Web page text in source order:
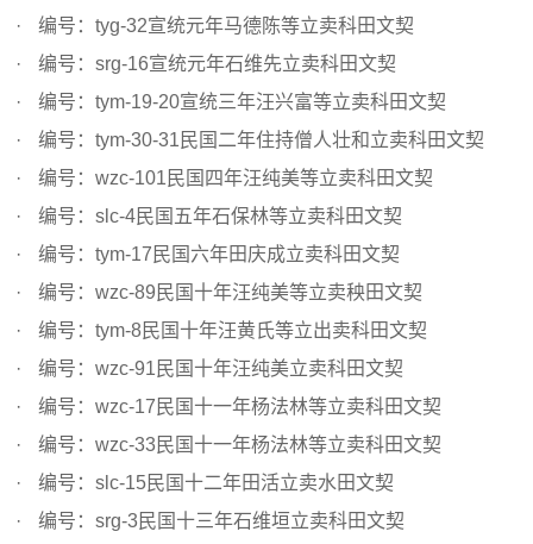
编号：tyg-32宣统元年马德陈等立卖科田文契
编号：srg-16宣统元年石维先立卖科田文契
编号：tym-19-20宣统三年汪兴富等立卖科田文契
编号：tym-30-31民国二年住持僧人壮和立卖科田文契
编号：wzc-101民国四年汪纯美等立卖科田文契
编号：slc-4民国五年石保林等立卖科田文契
编号：tym-17民国六年田庆成立卖科田文契
编号：wzc-89民国十年汪纯美等立卖秧田文契
编号：tym-8民国十年汪黄氏等立出卖科田文契
编号：wzc-91民国十年汪纯美立卖科田文契
编号：wzc-17民国十一年杨法林等立卖科田文契
编号：wzc-33民国十一年杨法林等立卖科田文契
编号：slc-15民国十二年田活立卖水田文契
编号：srg-3民国十三年石维垣立卖科田文契